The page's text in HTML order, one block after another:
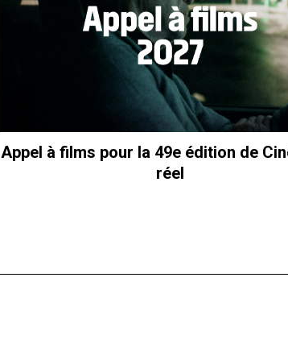
Appel à films pour la 49e édition de
réel